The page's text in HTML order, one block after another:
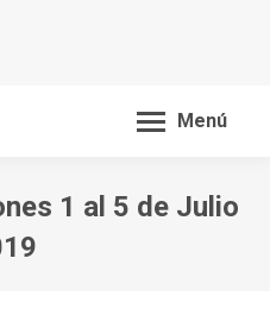
Menú
1 al 5 de Julio